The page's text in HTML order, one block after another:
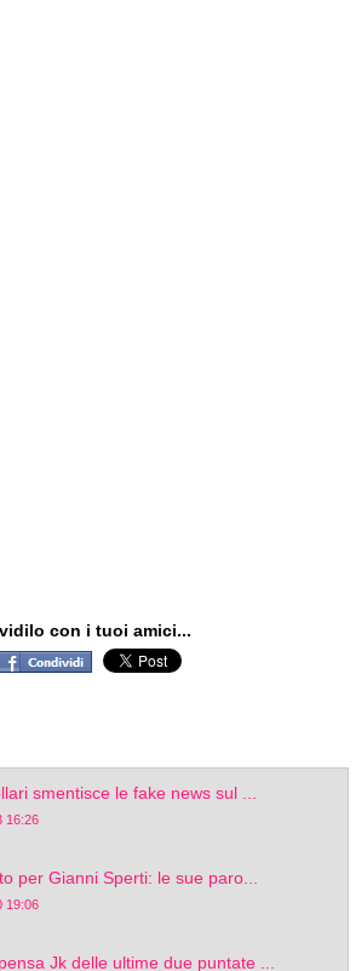
con i tuoi amici...
smentisce le fake news sul ...
16:26
per Gianni Sperti: le sue paro...
19:06
Jk delle ultime due puntate ...